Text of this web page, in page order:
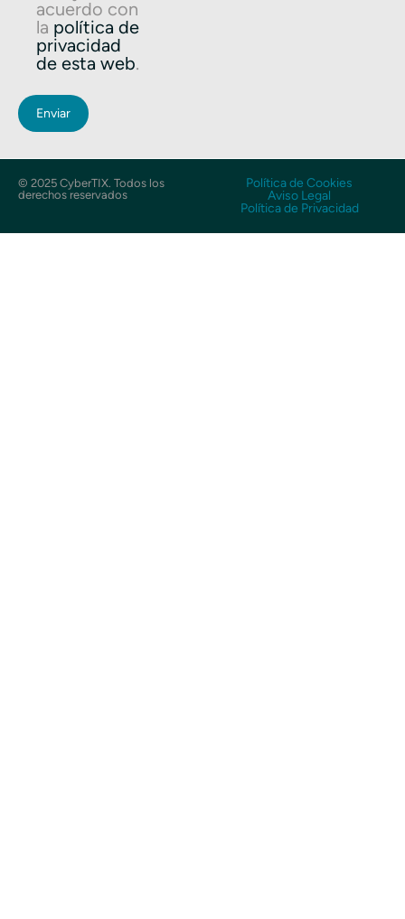
acuerdo con
la política de
privacidad
de esta web.
© 2025 CyberTIX. Todos los
derechos reservados
Política de Cookies
Aviso Legal
Política de Privacidad